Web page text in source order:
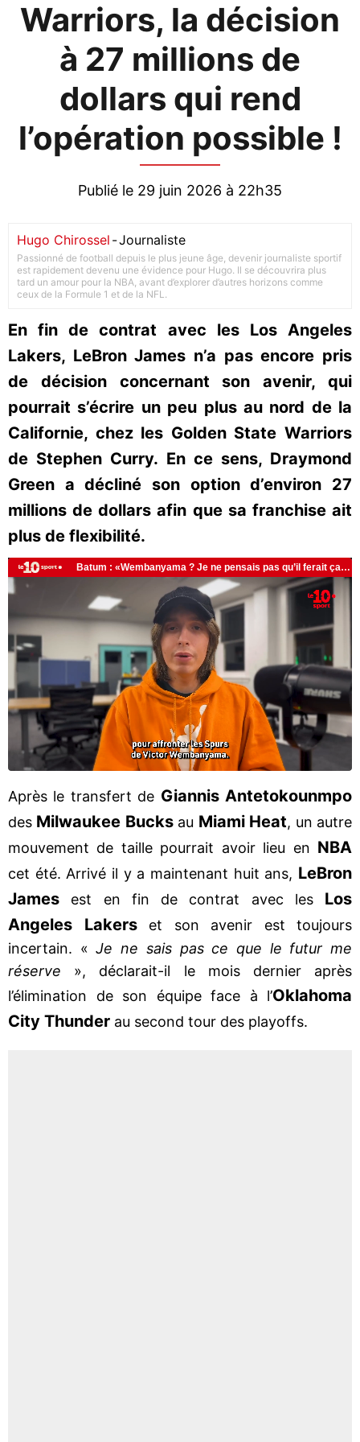
Warriors, la décision
à 27 millions de
dollars qui rend
l’opération possible !
Publié le 29 juin 2026 à 22h35
Hugo Chirossel -Journaliste
Passionné de football depuis le plus jeune âge, devenir journaliste sportif
est rapidement devenu une évidence pour Hugo. Il se découvrira plus
tard un amour pour la NBA, avant d’explorer d’autres horizons comme
ceux de la Formule 1 et de la NFL.
En fin de contrat avec les Los Angeles
Lakers, LeBron James n’a pas encore pris
de décision concernant son avenir, qui
pourrait s’écrire un peu plus au nord de la
Californie, chez les Golden State Warriors
de Stephen Curry. En ce sens, Draymond
Green a décliné son option d’environ 27
millions de dollars afin que sa franchise ait
plus de flexibilité.
Après le transfert de Giannis Antetokounmpo
des Milwaukee Bucksau Miami Heat, un autre
mouvement de taille pourrait avoir lieu en NBA
cet été. Arrivé il y a maintenant huit ans, LeBron
James est en fin de contrat avec lesLos
Angeles Lakers
et son avenir est toujours
incertain. «Je ne sais pas ce que le futur me
réserve », déclarait-il le mois dernier après
l’élimination de son équipe face à l’Oklahoma
City Thunder au second tour des playoffs.